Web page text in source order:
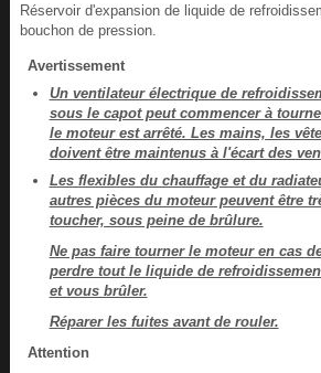
Réservoir d'expansion de liquide de
bouchon de pression.
Avertissement
Un ventilateur électrique de
sous le capot peut commencer à
le moteur est arrêté. Les mains, les
doivent être maintenus à l'écart des
Les flexibles du chauffage et du
autres pièces du moteur peuvent être
toucher, sous peine de brûlure.
Ne pas faire tourner le moteur en cas
perdre tout le liquide de
et vous brûler.
Réparer les fuites avant de rouler.
Attention